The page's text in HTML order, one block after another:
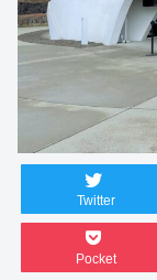
Twitter
Pocket